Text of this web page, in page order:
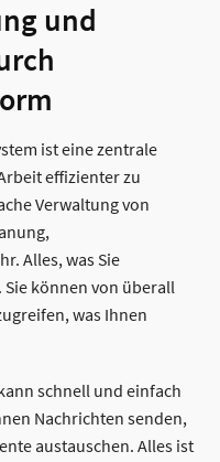
und
ist eine zentrale
effizienter zu
Verwaltung von
Alles, was Sie
können von überall
was Ihnen
schnell und einfach
Nachrichten senden,
austauschen. Alles ist